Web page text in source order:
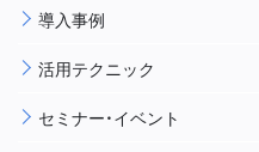
導入事例
活用テクニック
セミナー・イベント